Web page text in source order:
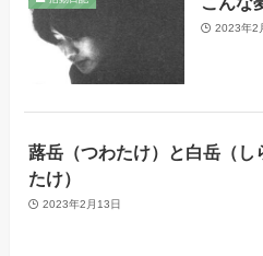
2023年2
蕗岳（つわたけ）と白岳（し
たけ）
2023年2月13日